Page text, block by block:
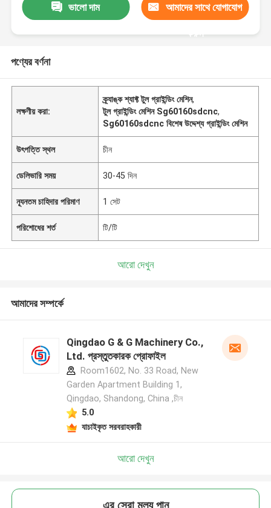
ভালো দাম আমাদের সাথে যোগাযোগ
করুন
পণ্যের বর্ণনা
লক্ষণীয় করা:
ক্র্যাঙ্ক শ্যাফ্ট টুল গ্রাইন্ডিং মেশিন,
টুল গ্রাইন্ডিং মেশিন Sg60160sdcnc,
Sg60160sdcnc বিশেষ উদ্দেশ্য গ্রাইন্ডিং মেশিন
উৎপত্তি স্থল চীন
ডেলিভারি সময় 30-45 দিন
ন্যূনতম চাহিদার পরিমাণ 1 সেট
পরিশোধের শর্ত টি/টি
আরো দেখুন
আমাদের সম্পর্কে
Qingdao G & G Machinery Co.,
Ltd. প্রস্তুতকারক প্রোফাইল
Room1602, No. 33 Road, New
Garden Apartment Building 1,
Qingdao, Shandong, China ,চীন
5.0
যাচাইকৃত সরবরাহকারী
আরো দেখুন